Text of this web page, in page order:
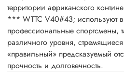
территории африканского континента. Мячи
*** WTTC V40#43; используют в
профессиональные спортсмены,
различного уровня,
«правильный» предсказуемый
прочность и долговечность.